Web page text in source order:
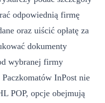
odpowiednią firmę
oraz uiścić opłatę za
dokumenty
wybranej firmy
InPost nie
POP, opcje obejmują